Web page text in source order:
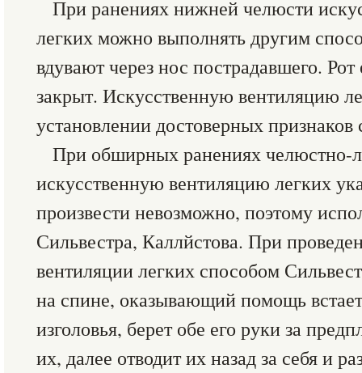
При ранениях нижней челюсти
легких можно выполнять другим
вдувают через нос пострадавшего.
закрыт. Искусственную вентиляцию
установлении достоверных признаков
При обширных ранениях челюстно-
искусственную вентиляцию легких
произвести невозможно, поэтому
Сильвестра, Каллйстова. При
вентиляции легких способом
на спине, оказывающий помощь
изголовья, берет обе его руки за
их, далее отводит их назад за себя и